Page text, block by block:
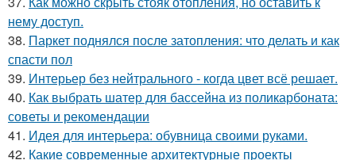
нему доступ.
38. Паркет поднялся после затопления: что делать и как
спасти пол
39. Интерьер без нейтрального - когда цвет всё решает.
40. Как выбрать шатер для бассейна из поликарбоната:
советы и рекомендации
41. Идея для интерьера: обувница своими руками.
42. Какие современные архитектурные проекты